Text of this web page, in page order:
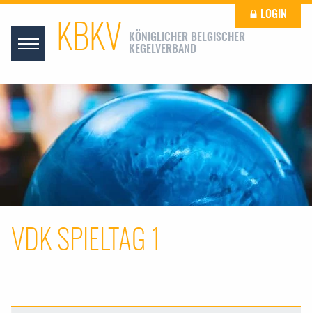
KBKV
KÖNIGLICHER BELGISCHER
KEGELVERBAND
LOGIN
VDK SPIELTAG 1